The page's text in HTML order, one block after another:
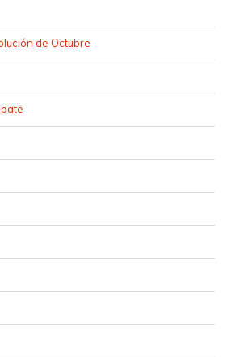
de Octubre